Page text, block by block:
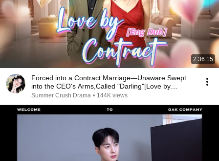
2:36:15
Forced into a Contract Marriage—Unaware Swept
into the CEO's Arms,Called "Darling"[Love by
Contract]
Summer Crush Drama • 144K views